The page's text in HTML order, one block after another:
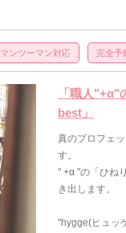
マンツーマン対応 完全予
「職人
best」
真のプロフェ
す。
" +α "の「ひね
き出します。
"hygge(ヒュッ